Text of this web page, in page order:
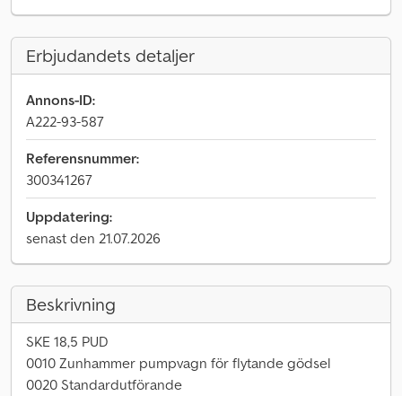
Erbjudandets detaljer
Annons-ID:
A222-93-587
Referensnummer:
300341267
Uppdatering:
senast den 21.07.2026
Beskrivning
SKE 18,5 PUD
0010 Zunhammer pumpvagn för flytande gödsel
0020 Standardutförande